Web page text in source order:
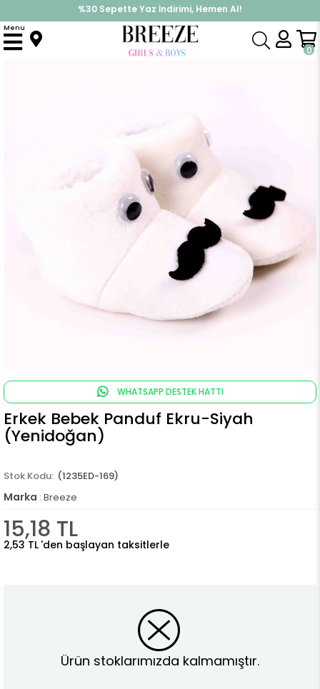
%30 Sepette Yaz İndirimi, Hemen Al!
İndirimlere ek %10 İndirimi Kap, Hemen Üye Ol!
0
Menu
Anasayfa Patik & Panduf
WHATSAPP DESTEK HATTI
Erkek Bebek Panduf Ekru-Siyah
(Yenidoğan)
(1235ED-169)
Marka : Breeze
15,18 TL
2,53 TL 'den başlayan taksitlerle
Ürün stoklarımızda kalmamıştır.